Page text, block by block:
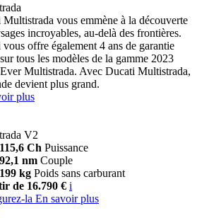
vous emmène à la découverte
incroyables, au-delà des frontières.
offre également 4 ans de garantie
tous les modèles de la gamme 2023
Multistrada. Avec Ducati Multistrada,
devient plus grand.
plus
V2
115,6 Ch Puissance
92,1 nm Couple
199 kg Poids sans carburant
de 16.790 € i
la En savoir plus